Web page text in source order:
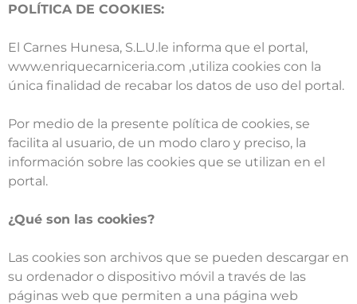
POLÍTICA DE COOKIES:
El Carnes Hunesa, S.L.U.le informa que el portal,
www.enriquecarniceria.com ,utiliza cookies con la
única finalidad de recabar los datos de uso del portal.
Por medio de la presente política de cookies, se
facilita al usuario, de un modo claro y preciso, la
información sobre las cookies que se utilizan en el
portal.
¿Qué son las cookies?
Las cookies son archivos que se pueden descargar en
su ordenador o dispositivo móvil a través de las
páginas web que permiten a una página web